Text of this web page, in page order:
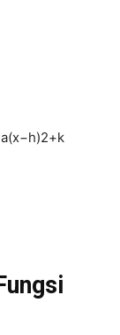
a(x−h)2+k